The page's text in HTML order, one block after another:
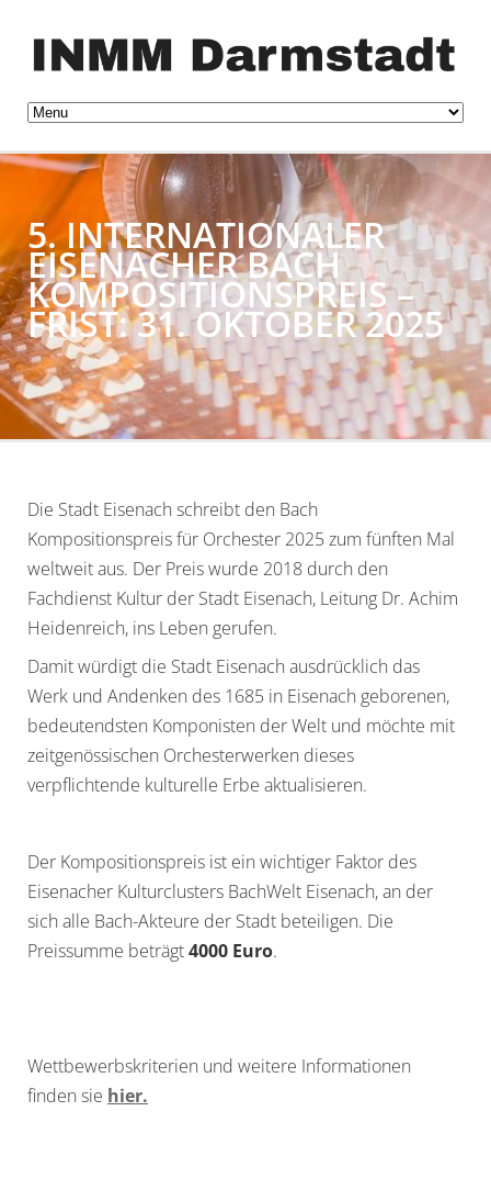
5. INTERNATIONALER
EISENACHER BACH
KOMPOSITIONSPREIS –
FRIST: 31. OKTOBER 2025
Die Stadt Eisenach schreibt den Bach
Kompositionspreis für Orchester 2025 zum fünften Mal
weltweit aus. Der Preis wurde 2018 durch den
Fachdienst Kultur der Stadt Eisenach, Leitung Dr. Achim
Heidenreich, ins Leben gerufen.
Damit würdigt die Stadt Eisenach ausdrücklich das
Werk und Andenken des 1685 in Eisenach geborenen,
bedeutendsten Komponisten der Welt und möchte mit
zeitgenössischen Orchesterwerken dieses
verpflichtende kulturelle Erbe aktualisieren.
Der Kompositionspreis ist ein wichtiger Faktor des
Eisenacher Kulturclusters BachWelt Eisenach, an der
sich alle Bach-Akteure der Stadt beteiligen. Die
Preissumme beträgt4000 Euro.
Wettbewerbskriterien und weitere Informationen
finden sie hier.